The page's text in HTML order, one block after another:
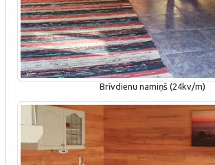
Brīvdienu namiņš (24kv/m)